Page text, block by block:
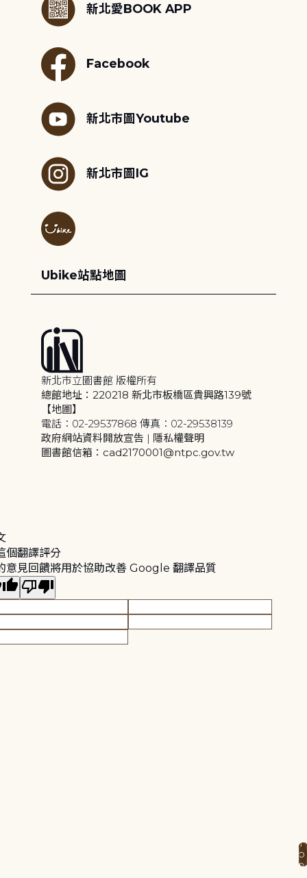
新北愛BOOK APP
Facebook
新北市圖Youtube
新北市圖IG
Ubike站點地圖
新北市立圖書館 版權所有
總館地址：220218 新北市板橋區貴興路139號
【地圖】
電話：02-29537868 傳真：02-29538139
政府網站資料開放宣告 | 隱私權聲明
圖書館信箱：cad2170001@ntpc.gov.tw
個翻譯評分
意見回饋將用於協助改善 Google 翻譯品質